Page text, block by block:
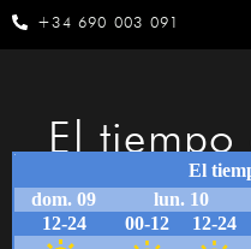
+34 690 003 091
El tiempo